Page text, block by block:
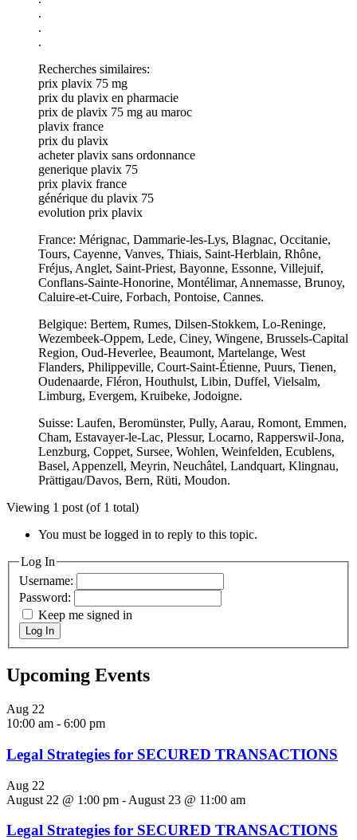
.
.
.
Recherches similaires:
prix plavix 75 mg
prix du plavix en pharmacie
prix de plavix 75 mg au maroc
plavix france
prix du plavix
acheter plavix sans ordonnance
generique plavix 75
prix plavix france
générique du plavix 75
evolution prix plavix
France: Mérignac, Dammarie-les-Lys, Blagnac, Occitanie,
Tours, Cayenne, Vanves, Thiais, Saint-Herblain, Rhône,
Fréjus, Anglet, Saint-Priest, Bayonne, Essonne, Villejuif,
Conflans-Sainte-Honorine, Montélimar, Annemasse, Brunoy,
Caluire-et-Cuire, Forbach, Pontoise, Cannes.
Belgique: Bertem, Rumes, Dilsen-Stokkem, Lo-Reninge,
Wezembeek-Oppem, Lede, Ciney, Wingene, Brussels-Capital
Region, Oud-Heverlee, Beaumont, Martelange, West
Flanders, Philippeville, Court-Saint-Étienne, Puurs, Tienen,
Oudenaarde, Fléron, Houthulst, Libin, Duffel, Vielsalm,
Limburg, Evergem, Kruibeke, Jodoigne.
Suisse: Laufen, Beromünster, Pully, Aarau, Romont, Emmen,
Cham, Estavayer-le-Lac, Plessur, Locarno, Rapperswil-Jona,
Lenzburg, Coppet, Sursee, Wohlen, Weinfelden, Ecublens,
Basel, Appenzell, Meyrin, Neuchâtel, Landquart, Klingnau,
Prättigau/Davos, Bern, Rüti, Moudon.
Viewing 1 post (of 1 total)
You must be logged in to reply to this topic.
Log In
Username:
Password:
Keep me signed in
Log In
Upcoming Events
Aug 22
10:00 am - 6:00 pm
Legal Strategies for SECURED TRANSACTIONS
Aug 22
August 22 @ 1:00 pm - August 23 @ 11:00 am
Legal Strategies for SECURED TRANSACTIONS